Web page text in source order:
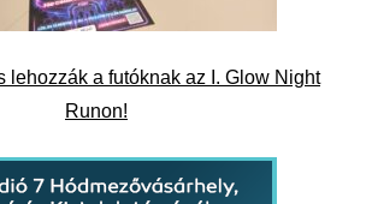
lehozzák a futóknak az I. Glow Night
Runon!